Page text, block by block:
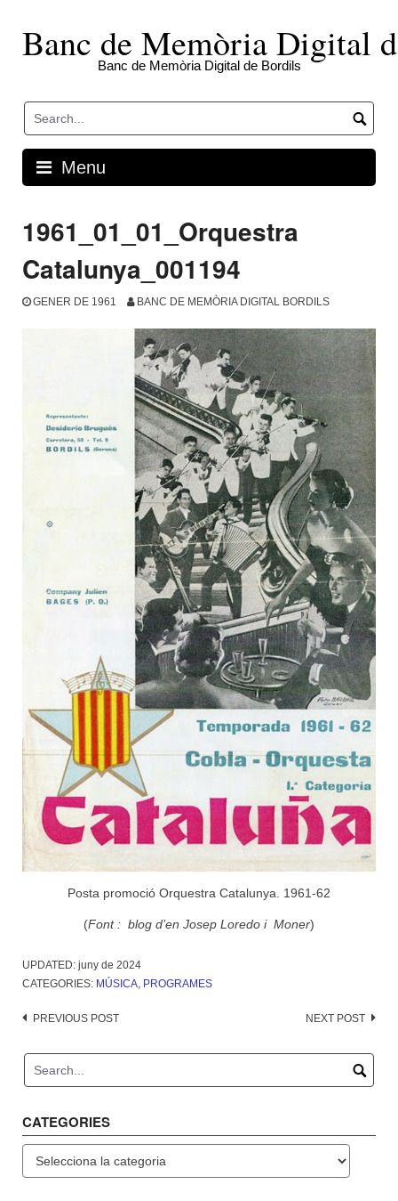
contentBanc de Memòria Digital
Banc de Memòria Digital de Bordils
Menu
1961_01_01_Orquestra
Catalunya_001194
GENER DE 1961 BANC DE MEMÒRIA DIGITAL BORDILS
Posta promoció Orquestra Catalunya. 1961-62
(Font : blog d’en Josep Loredo i Moner)
UPDATED: juny de 2024
CATEGORIES: MÚSICA PROGRAMES
Post
PREVIOUS POST NEXT POST
CATEGORIES
Categories